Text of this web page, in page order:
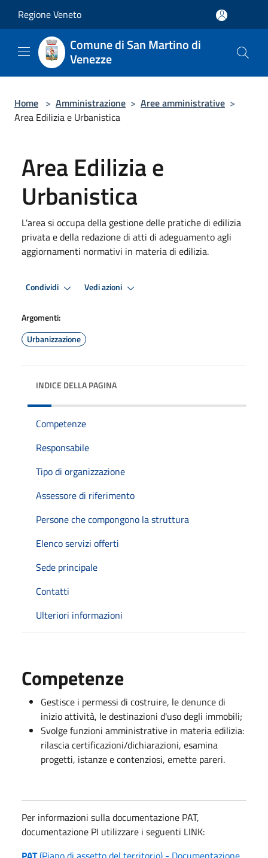
Regione Veneto
Comune di San Martino di
Venezze
Home > Amministrazione > Aree amministrative >
Area Edilizia e Urbanistica
Area Edilizia e
Urbanistica
L'area si occupa della gestione delle pratiche di edilizia
privata e della redazione di atti di adeguamento agli
aggiornamenti normativi in materia di edilizia.
Condividi Vedi azioni
Argomenti:
Urbanizzazione
INDICE DELLA PAGINA
Competenze
Responsabile
Tipo di organizzazione
Assessore di riferimento
Persone che compongono la struttura
Elenco servizi offerti
Sede principale
Contatti
Ulteriori informazioni
Competenze
Gestisce i permessi di costruire, le denunce di
inizio attività, le destinazioni d'uso degli immobili;
Svolge funzioni amministrative in materia edilizia:
rilascia certificazioni/dichiarazioni, esamina
progetti, istanze e contenziosi, emette pareri.
Per informazioni sulla documentazione PAT,
documentazione PI utilizzare i seguenti LINK: